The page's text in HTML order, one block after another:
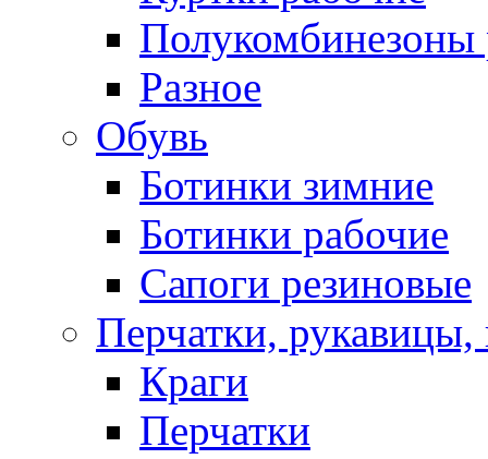
Полукомбинезоны
Разное
Обувь
Ботинки зимние
Ботинки рабочие
Сапоги резиновые
Перчатки, рукавицы,
Краги
Перчатки